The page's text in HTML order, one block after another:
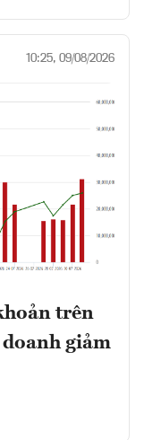
10:25, 09/08/2026
trên
giảm